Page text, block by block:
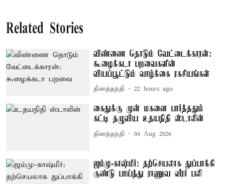
Related Stories
விண்ணை தொடும் வேட்டைக்காரன்:
கூழைக்கடா பறவைகளின்
வியப்பூட்டும் வாழ்க்கை ரகசியங்கள்
தினத்தந்தி 22 hours ago
கைதுக்கு முன் மகனை பார்த்ததும்
கட்டி தழுவிய உதயநிதி ஸ்டாலின்
தினத்தந்தி 04 Aug 2026
ஜம்மு-காஷ்மீர்: தற்செயலாக துப்பாக்கி
குண்டு பாய்ந்து ராணுவ வீரர் பலி